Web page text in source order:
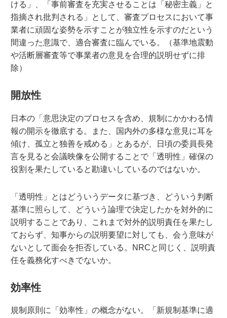
ける」、「事前審査を充実させることは「秘密主義」と
指摘され批判される」として、審査プロセスにおいて事
業者に頑固な姿勢を示すことが独立性を示すのだという
間違った意識で、適合審査に臨んでいる。（基準地震動
や活断層審査等で事業者の意見を合理的説明せずに排
除）
開放性
日本の「意思決定のプロセスを含め、規制にかかわる情
報の開示を徹底する。また、国内外の多様な意見に耳を
傾け、孤立と独善を戒める」とあるが、日頃の委員長発
言を見ると会議映像を公開することで「透明性」確保の
役割を果たしていると勘違いしているのではないか。
「透明性」とはどういうデータに基づき、どういう判断
基準に照らして、どういう論理で決定したかを対外的に
説明することであり、これまで対外的説明責任を果たし
ておらず、知事からの説明要望に対しても、会う意味が
ないとして面会を拒否している。NRCと同じく、説明責
任を義務化すべきでないか。
効率性
規制原則に「効率性」の概念がない。「新規制基準に適